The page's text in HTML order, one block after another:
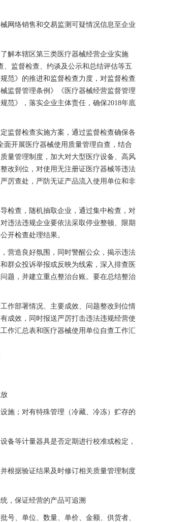
络销售和交易监测可疑情况信息至企业
解本辖区第三类医疗器械经营企业实施
、监督检查、约谈及公示和总结评估等五
范》的推进和监督检查力度，对监督检查
监督管理条例》《医疗器械经营监督管理
范》，落实企业主体责任，确保2018年底
督检查实施方案，通过监督检查确保各
开展医疗器械使用质量管理自查，结合
量管理制度，加大对大型医疗设备、高风
改到位，对使用无注册证医疗器械等违法
厉查处，严防无证产品流入使用单位和非
检查，随机抽取企业，通过集中检查，对
违法违规企业要依法采取停业整顿、限期
开检查处理结果。
营造良好氛围，同时警醒公众，揭示违法
群众投诉举报或反映为线索，深入排查医
题，并建立重点整治台账。要在总结整治
作部署情况、主要成效、问题整改到位情
成效，同时报送严厉打击违法违规经营使
作汇总表和医疗器械使用单位自查工作汇
；对有特殊管理（冷藏、冷冻）贮存的
等计量器具是否定期进行校准或检定，
根据验证结果及时修订相关质量管理制度
，保证经营的产品可追溯
、单位、数量、单价、金额、供货者、